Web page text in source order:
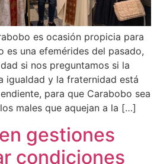
es ocasión propicia para
es una efemérides del pasado,
si nos preguntamos si la
igualdad y la fraternidad está
para que Carabobo sea
males que aquejan a la […]
gestiones
condiciones